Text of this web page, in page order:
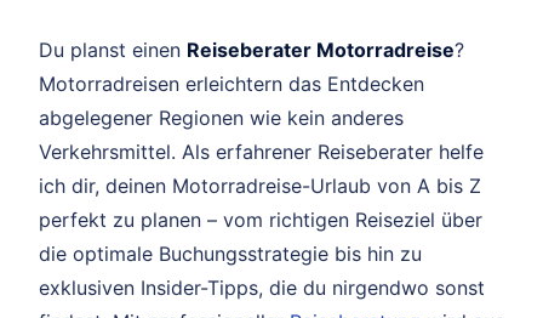
Du planst einen Reiseberater Motorradreise?
Motorradreisen erleichtern das Entdecken
abgelegener Regionen wie kein anderes
Verkehrsmittel. Als erfahrener Reiseberater helfe
ich dir, deinen Motorradreise-Urlaub von A bis Z
perfekt zu planen – vom richtigen Reiseziel über
die optimale Buchungsstrategie bis hin zu
exklusiven Insider-Tipps, die du nirgendwo sonst